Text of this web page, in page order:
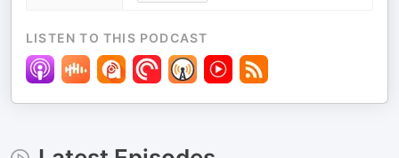
LISTEN TO THIS PODCAST